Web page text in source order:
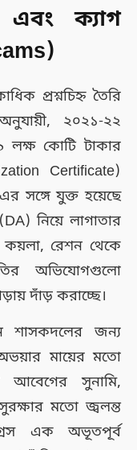
ক্যাগ
প্রশ্নচিহ্ন তৈরি
২০২১-২২
লক্ষ কোটি টাকার
Certificate)
সঙ্গে যুক্ত হয়েছে
নিয়ে লাগাতার
রেশন থেকে
অভিযোগগুলো
দাঁড় করাচ্ছে।
শাসকদলের জন্য
মায়ের মতো
আবেগের সুনামি,
মতো জ্বলন্ত
এক অভূতপূর্ব